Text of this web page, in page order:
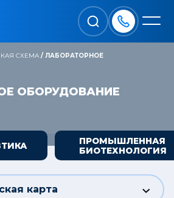
СХЕМА / ЛАБОРАТОРНОЕ
ОБОРУДОВАНИЕ
ПРОМЫШЛЕННАЯ
БИОТЕХНОЛОГИЯ
карта